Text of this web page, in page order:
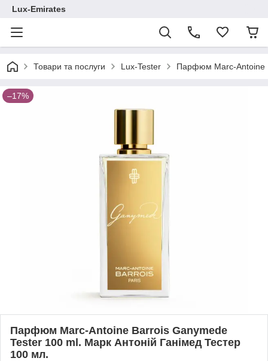
Lux-Emirates
Товари та послуги Lux-Tester Парфюм Marc-Antoine
–17%
Парфюм Marc-Antoine Barrois Ganymede
Tester 100 ml. Марк Антоній Ганімед Тестер
100 мл.